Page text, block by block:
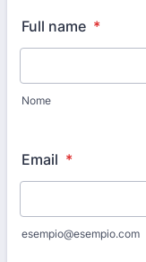
Full name *
Nome
Email *
esempio@esempio.com